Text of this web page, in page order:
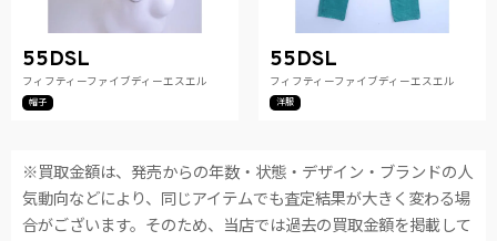
55DSL
フィフティーファイブディーエスエル
帽子
55DSL
フィフティーファイブディーエスエル
洋服
※買取金額は、発売からの年数・状態・デザイン・ブランドの人
気動向などにより、同じアイテムでも査定結果が大きく変わる場
合がございます。そのため、当店では過去の買取金額を掲載して